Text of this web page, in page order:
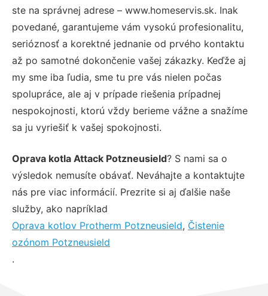
ste na správnej adrese – www.homeservis.sk. Inak
povedané, garantujeme vám vysokú profesionalitu,
serióznosť a korektné jednanie od prvého kontaktu
až po samotné dokončenie vašej zákazky. Keďže aj
my sme iba ľudia, sme tu pre vás nielen počas
spolupráce, ale aj v prípade riešenia prípadnej
nespokojnosti, ktorú vždy berieme vážne a snažíme
sa ju vyriešiť k vašej spokojnosti.
Oprava kotla Attack Potzneusield? S nami sa o
výsledok nemusíte obávať. Neváhajte a kontaktujte
nás pre viac informácií. Prezrite si aj ďalšie naše
služby, ako napríklad
Oprava kotlov Protherm Potzneusield, Čistenie
ozónom Potzneusield
.